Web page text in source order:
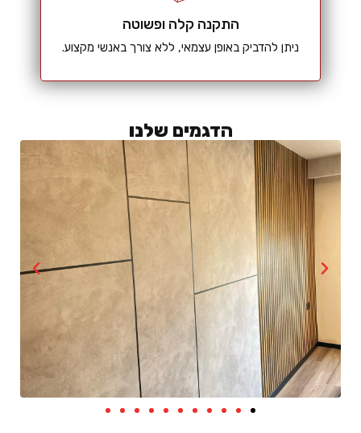
התקנה קלה ופשוטה
ניתן להדביק באופן עצמאי, ללא צורך באנשי מקצוע.
הדגמים שלנו